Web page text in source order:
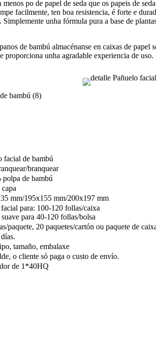
po de papel de seda que os papeis de
facilmente, ten boa resistencia, é forte e
unha fórmula pura a base de
de bambú almacénanse en caixas de
proporciona unha agradable experiencia de uso.
facial de bambú
branquear
polpa de bambú
mm/195x155 mm/200x197 mm
para: 100-120 follas/caixa
para 40-120 follas/bolsa
paquete, 20 paquetes/cartón ou paquete de
tamaño, embalaxe
o cliente só paga o custo de envío.
de 1*40HQ